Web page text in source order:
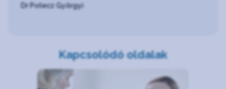
Dr Potecz Györgyi
Kapcsolódó oldalak